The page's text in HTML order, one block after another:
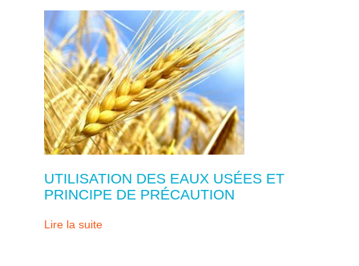
UTILISATION DES EAUX USÉES ET
PRINCIPE DE PRÉCAUTION
Lire la suite